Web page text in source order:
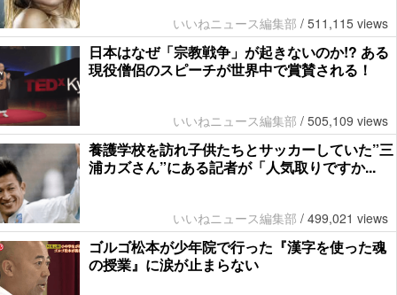
いいねニュース編集部 / 511,115 views
日本はなぜ「宗教戦争」が起きないのか!? ある
現役僧侶のスピーチが世界中で賞賛される！
いいねニュース編集部 / 505,109 views
養護学校を訪れ子供たちとサッカーしていた”三
浦カズさん”にある記者が「人気取りですか...
いいねニュース編集部 / 499,021 views
ゴルゴ松本が少年院で行った『漢字を使った魂
の授業』に涙が止まらない